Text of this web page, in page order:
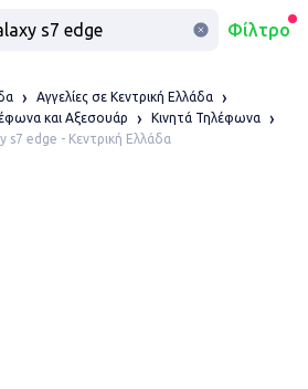
Φίλτρο
Αγγελίες σε Κεντρική Ελλάδα
και Αξεσουάρ
Κινητά Τηλέφωνα
s7 edge - Κεντρική Ελλάδα